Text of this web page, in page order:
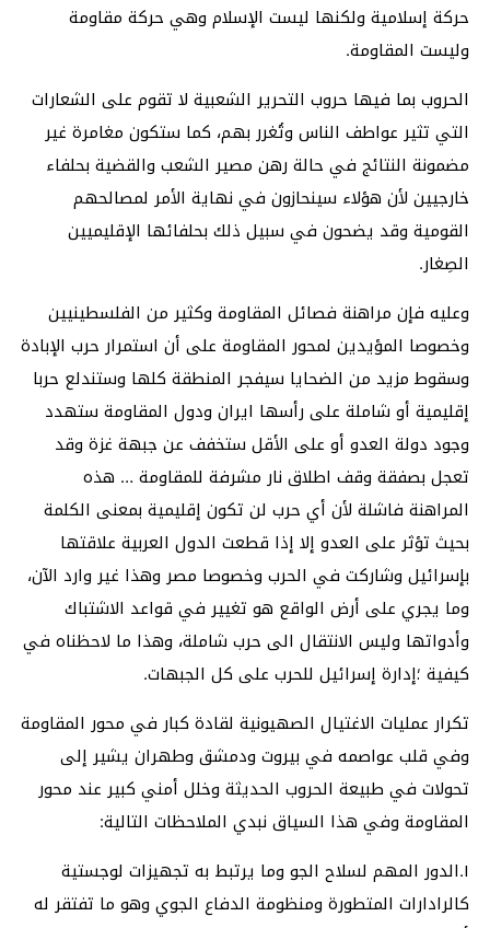
حركة إسلامية ولكنها ليست الإسلام وهي حركة مقاومة
وليست المقاومة.
الحروب بما فيها حروب التحرير الشعبية لا تقوم على الشعارات
التي تثير عواطف الناس وتُغرر بهم، كما ستكون مغامرة غير
مضمونة النتائج في حالة رهن مصير الشعب والقضية بحلفاء
خارجيين لأن هؤلاء سينحازون في نهاية الأمر لمصالحهم
القومية وقد يضحون في سبيل ذلك بحلفائها الإقليميين
الصِغار.
وعليه فإن مراهنة فصائل المقاومة وكثير من الفلسطينيين
وخصوصا المؤيدين لمحور المقاومة على أن استمرار حرب الإبادة
وسقوط مزيد من الضحايا سيفجر المنطقة كلها وستندلع حربا
إقليمية أو شاملة على رأسها ايران ودول المقاومة ستهدد
وجود دولة العدو أو على الأقل ستخفف عن جبهة غزة وقد
تعجل بصفقة وقف اطلاق نار مشرفة للمقاومة … هذه
المراهنة فاشلة لأن أي حرب لن تكون إقليمية بمعنى الكلمة
بحيث تؤثر على العدو إلا إذا قطعت الدول العربية علاقتها
بإسرائيل وشاركت في الحرب وخصوصا مصر وهذا غير وارد الآن،
وما يجري على أرض الواقع هو تغيير في قواعد الاشتباك
وأدواتها وليس الانتقال الى حرب شاملة، وهذا ما لاحظناه في
كيفية ؛إدارة إسرائيل للحرب على كل الجبهات.
تكرار عمليات الاغتيال الصهيونية لقادة كبار في محور المقاومة
وفي قلب عواصمه في بيروت ودمشق وطهران يشير إلى
تحولات في طبيعة الحروب الحديثة وخلل أمني كبير عند محور
المقاومة وفي هذا السياق نبدي الملاحظات التالية:
١.الدور المهم لسلاح الجو وما يرتبط به تجهيزات لوجستية
كالرادارات المتطورة ومنظومة الدفاع الجوي وهو ما تفتقر له